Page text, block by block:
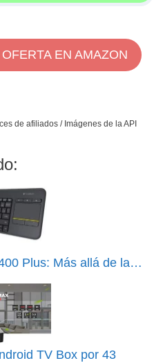
EN AMAZON
de afiliados / Imágenes de la API
Plus: Más allá de la…
TV Box por 43